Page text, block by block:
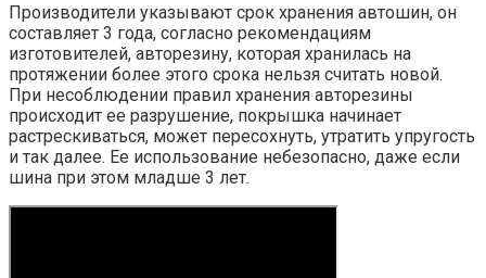
Производители указывают срок хранения автошин, он
составляет 3 года, согласно рекомендациям
изготовителей, авторезину, которая хранилась на
протяжении более этого срока нельзя считать новой.
При несоблюдении правил хранения авторезины
происходит ее разрушение, покрышка начинает
растрескиваться, может пересохнуть, утратить упругость
и так далее. Ее использование небезопасно, даже если
шина при этом младше 3 лет.